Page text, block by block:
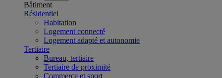
Bâtiment
Résidentiel
Habitation
Logement connecté
Logement adapté et autonomie
Tertiaire
Bureau, tertiaire
Tertiaire de proximité
Commerce et sport